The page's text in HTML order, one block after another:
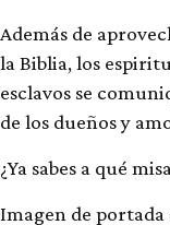
Además de
la Biblia, los
esclavos se
de los dueños y
¿Ya sabes a qué
Imagen de portada